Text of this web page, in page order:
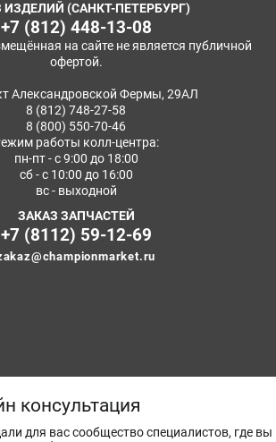
ИЗДЕЛИЙ (САНКТ-ПЕТЕРБУРГ)
+7 (812) 448-13-08
на сайте не является публичной
офертой.
Александровской Фермы, 29АЛ
8 (812) 748-27-58
8 (800) 550-70-46
работы колл-центра:
пн-пт - с 9:00 до 18:00
сб - с 10:00 до 16:00
вс - выходной
ЗАКАЗ ЗАПЧАСТЕЙ
+7 (8112) 59-12-69
консультация
для вас сообщество специалистов, где